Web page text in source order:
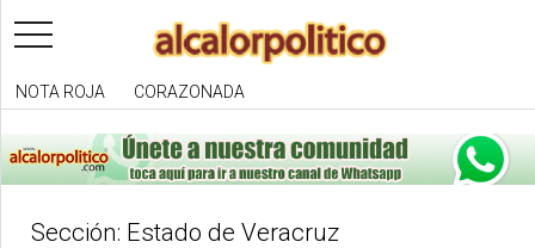
toggle
navigation
NOTA ROJA CORAZONADA
Sección: Estado de Veracruz